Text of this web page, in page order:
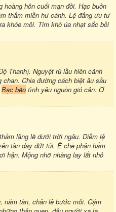
hoàng hôn cuối mạn đồi. Hạc buồn
thẳm miền hư cảnh. Lệ đắng ưu tư
khóe môi. Tim khô úa nhạt sắc bồi
Thanh). Nguyệt rũ lầu hiên cảnh
Chia đường cách biệt âu sầu
Bạc bẽo tình yêu nguồn gió cản. Ơ
lặng lẽ dưới trời ngâu. Diễm lệ
tàn day dứt tủi. Ê chề phận hẩm
hận. Mộng nhỡ nhàng lay lắt nhỏ
năm tàn, chân lê bước mỏi. Cặm